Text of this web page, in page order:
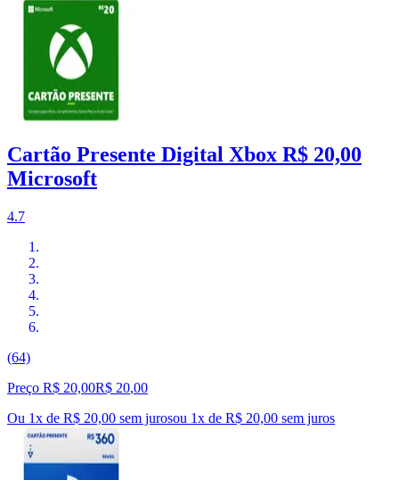
Cartão Presente Digital Xbox R$ 20,00
Microsoft
4.7
(64)
Preço R$ 20,00R$ 20,00
Ou 1x de R$ 20,00 sem jurosou 1x de R$ 20,00 sem juros